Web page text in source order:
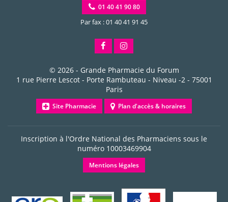
01 40 41 90 80
Par fax : 01 40 41 91 45
© 2026 - Grande Pharmacie du Forum
1 rue Pierre Lescot - Porte Rambuteau - Niveau -2- 75001
Paris
Site Pharmacie Plan d'accès & horaires
Inscription à l'Ordre National des Pharmaciens sous le
numéro 10003469904
Mentions légales